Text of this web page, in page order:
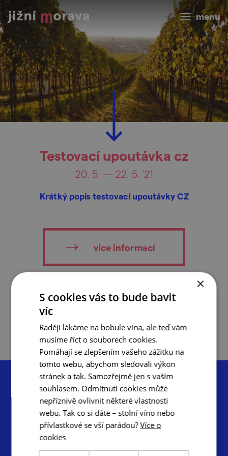
menu
Testovací upoutávka cz
20. 5. — 22. 5. '21
Krátký popis testovací upoutávky CZ
více informací
do oblíbených
Centrála cestovního ruchu – Jižní Morava, z.s.p.o.
info@ccrjm.cz
×
S cookies vás to bude bavit
víc
Raději lákáme na bobule vína, ale teď vám
musíme říct o souborech cookies.
Pomáhají se zlepšením vašeho zážitku na
tomto webu, abychom sledovali výkon
stránek a tak. Samozřejmě jen s vaším
souhlasem. Odmítnutí cookies může
nepříznivě ovlivnit některé vlastnosti
webu. Tak co si dáte – stolní víno nebo
přívlastkové se vší parádou?Více o
cookies